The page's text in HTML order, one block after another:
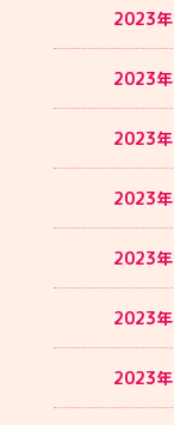
2023
2023
2023
2023
2023
2023
2023